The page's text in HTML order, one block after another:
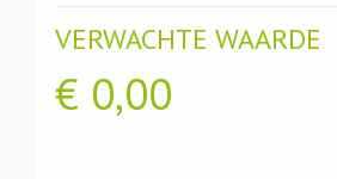
VERWACHTE WAARDE
€ 0,00